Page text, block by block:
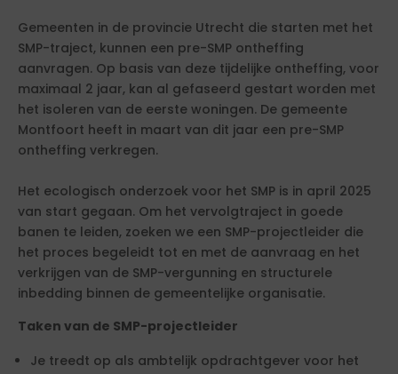
Gemeenten in de provincie Utrecht die starten met het
SMP-traject, kunnen een pre-SMP ontheffing
aanvragen. Op basis van deze tijdelijke ontheffing, voor
maximaal 2 jaar, kan al gefaseerd gestart worden met
het isoleren van de eerste woningen. De gemeente
Montfoort heeft in maart van dit jaar een pre-SMP
ontheffing verkregen.
Het ecologisch onderzoek voor het SMP is in april 2025
van start gegaan. Om het vervolgtraject in goede
banen te leiden, zoeken we een SMP-projectleider die
het proces begeleidt tot en met de aanvraag en het
verkrijgen van de SMP-vergunning en structurele
inbedding binnen de gemeentelijke organisatie.
Taken van de SMP-projectleider
Je treedt op als ambtelijk opdrachtgever voor het